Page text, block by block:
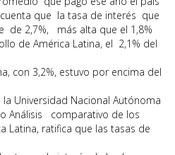
que la tasa de interés que
de 2,7%, más alta que el 1,8%
de América Latina, el 2,1% del
con 3,2%, estuvo por encima del
Universidad Nacional Autónoma
Análisis comparativo de los
Latina, ratifica que las tasas de